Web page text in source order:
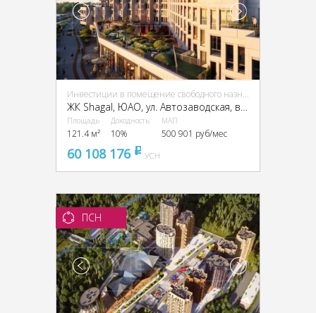
Инвестиции в помещение свободного назначения (ПСН)
Площадь
121.4 м²
Доходность
10%
МАП
500 901 руб/мес
60 108 176 pуб
УСН
ПСН